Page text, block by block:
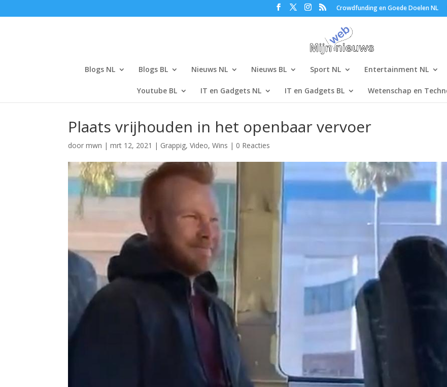
Crowdfunding en Goede Doelen NL
Blogs NL Blogs BL Nieuws NL Nieuws BL Sport NL Entertainment NL
Youtube BL IT en Gadgets NL IT en Gadgets BL Wetenschap en
Plaats vrijhouden in het openbaar vervoer
doormwn |mrt 12, 2021 | Grappig,Video,Wins | 0 Reacties